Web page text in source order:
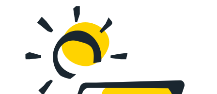
Het capaciteitstarief voor prosumers (ook forfaitair
tarief genoemd) wordt toegepast op basis van het
vermogen van mijn installatie.
hetzelfde tarief
elektromechanische meter.